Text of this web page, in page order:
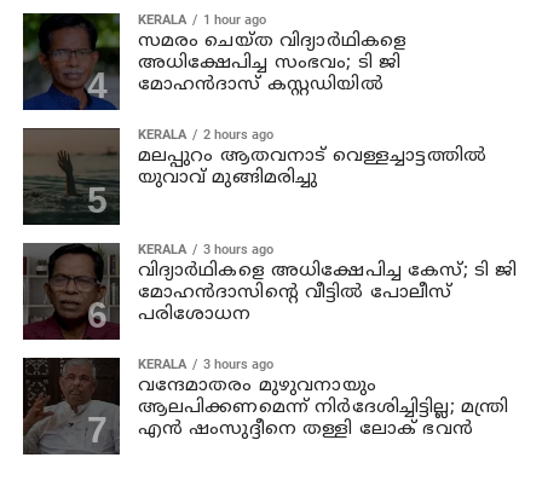
KERALA 1 hour ago
സമരം ചെയ്ത വിദ്യാര്‍ഥികളെ
അധിക്ഷേപിച്ച സംഭവം; ടി ജി
മോഹന്‍ദാസ് കസ്റ്റഡിയിൽ
KERALA 2 hours ago
മലപ്പുറം ആതവനാട് വെള്ളച്ചാട്ടത്തില്‍
യുവാവ് മുങ്ങിമരിച്ചു
KERALA 3 hours ago
വിദ്യാര്‍ഥികളെ അധിക്ഷേപിച്ച കേസ്; ടി ജി
മോഹന്‍ദാസിന്റെ വീട്ടില്‍ പോലീസ്
പരിശോധന
KERALA 3 hours ago
വന്ദേമാതരം മുഴുവനായും
ആലപിക്കണമെന്ന് നിര്‍ദേശിച്ചിട്ടില്ല; മന്ത്രി
എന്‍ ഷംസുദ്ദീനെ തള്ളി ലോക് ഭവന്‍